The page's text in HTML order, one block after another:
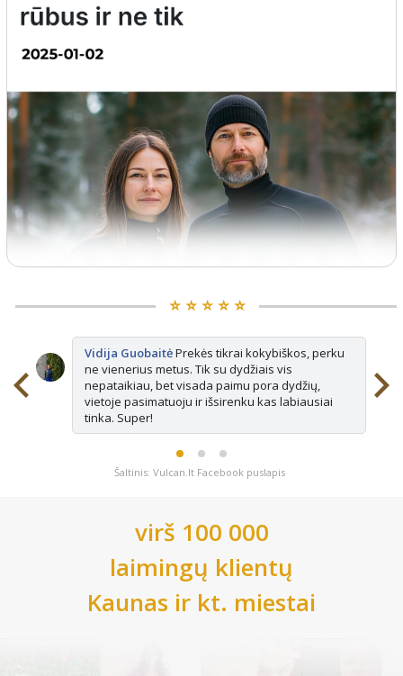
⭐️ ⭐️ ⭐️ ⭐️ ⭐️
Vidija GuobaitėPrekės tikrai kokybiškos, perku
ne vienerius metus. Tik su dydžiais vis
nepataikiau, bet visada paimu pora dydžių,
vietoje pasimatuoju ir išsirenku kas labiausiai
tinka. Super!
Šaltinis: Vulcan.lt Facebook puslapis
virš 100 000
laimingų klientų
Kaunas ir kt. miestai